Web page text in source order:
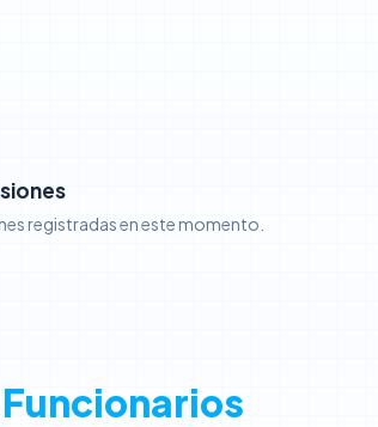
registradas en este momento.
Funcionarios